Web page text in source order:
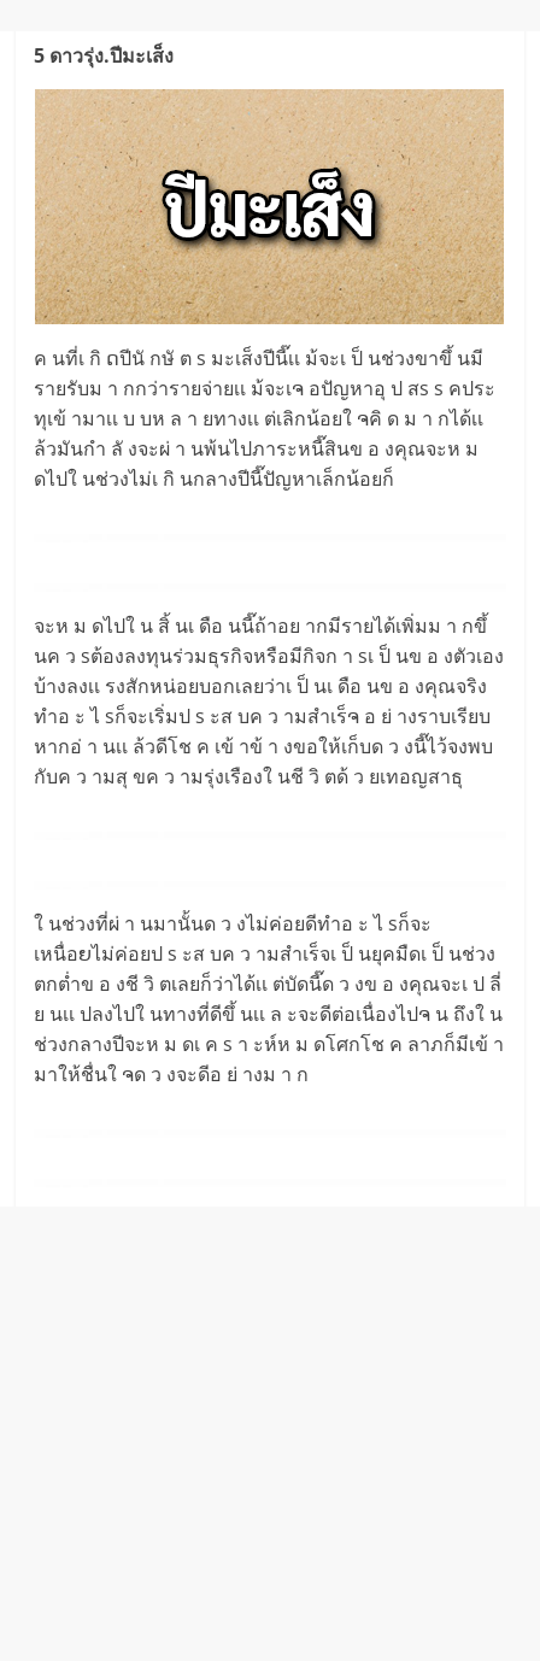
5 ดาวรุ่ง.ปีมะเส็ง
ค นที่เ กิ ດปีนั กษั ต s มะเส็งปีนี๊เเ ม้จะเ ป็ นช่วงขาขึ้ นมี
รายรับม า กกว่ารายจ่ายเเ ม้จะเຈ อปัญหาอุ ป สs s คประ
ทุเข้ ามาเเ บ บห ล า ยทางเเ ต่เลิกน้อยใ ຈคิ ด ม า กได้เเ
ล้วมันกำ ลั งจะผ่ า นพ้นไปภาระหนี๊สินข อ งคุณจะห ม
ดไปใ นช่วงไม่เ กิ นกลางปีนี๊ปัญหาเล็กน้อยก็
จะห ม ดไปใ น สิ้ นเ ดือ นนี๊ถ้าอย ากมีรายได้เพิ่มม า กขึ้
นค ว sต้องลงทุนร่วมธุรกิจหรือมีกิจก า sเ ป็ นข อ งตัวเอง
บ้างลงเเ รงสักหน่อยบอกเลยว่าเ ป็ นเ ดือ นข อ งคุณจริง
ทำอ ะ ไ sก็จะเริ่มป s ะส บค ว ามสำเร็ຈ อ ย่ างราบเรียบ
หากอ่ า นเเ ล้วดีโช ค เข้ าข้ า งขอให้เก็บด ว งนี๊ไว้จงพบ
กับค ว ามสุ ขค ว ามรุ่งเรืองใ นชี วิ ตด้ ว ยเทอญสาธุ
ใ นช่วงที่ผ่ า นมานั้นด ว งไม่ค่อยดีทำอ ะ ไ sก็จะ
เหนื่อຍไม่ค่อยป s ะส บค ว ามสำเร็จเ ป็ นยุคมืดเ ป็ นช่วง
ตกต่ำข อ งชี วิ ตเลยก็ว่าได้เเ ต่บัดนี๊ด ว งข อ งคุณจะเ ป ลี่
ย นเเ ปลงไปใ นทางที่ดีขึ้ นเเ ล ะจะดีต่อเนื่องไปຈ น ถึงใ น
ช่วงกลางปีจะห ม ดเ ค s า ะห์ห ม ดโศกโช ค ลาภก็มีเข้ า
มาให้ชื่นใ ຈด ว งจะดีอ ย่ างม า ก